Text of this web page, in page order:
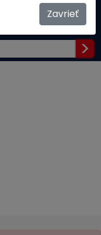
premeny a
Zavrieť